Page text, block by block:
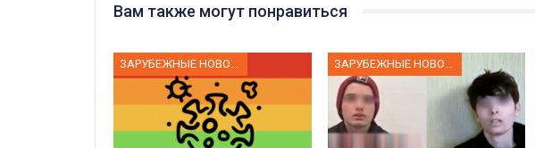
Вам также могут понравиться
ЗАРУБЕЖНЫЕ НОВОСТИ ЗАРУБЕЖНЫЕ НОВОСТИ